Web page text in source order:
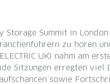
Storage Summit in
zu hören
UK) nahm am
Sitzungen erregten viel
sowie